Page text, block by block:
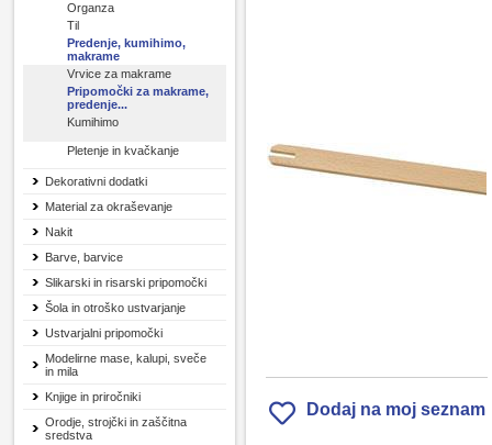
Organza
Til
Predenje, kumihimo,
makrame
Vrvice za makrame
Pripomočki za makrame,
predenje...
Kumihimo
Pletenje in kvačkanje
Dekorativni dodatki
Material za okraševanje
Nakit
Barve, barvice
Slikarski in risarski pripomočki
Šola in otroško ustvarjanje
Ustvarjalni pripomočki
Modelirne mase, kalupi, sveče
in mila
Knjige in priročniki
Orodje, strojčki in zaščitna
sredstva
Dodaj na moj seznam